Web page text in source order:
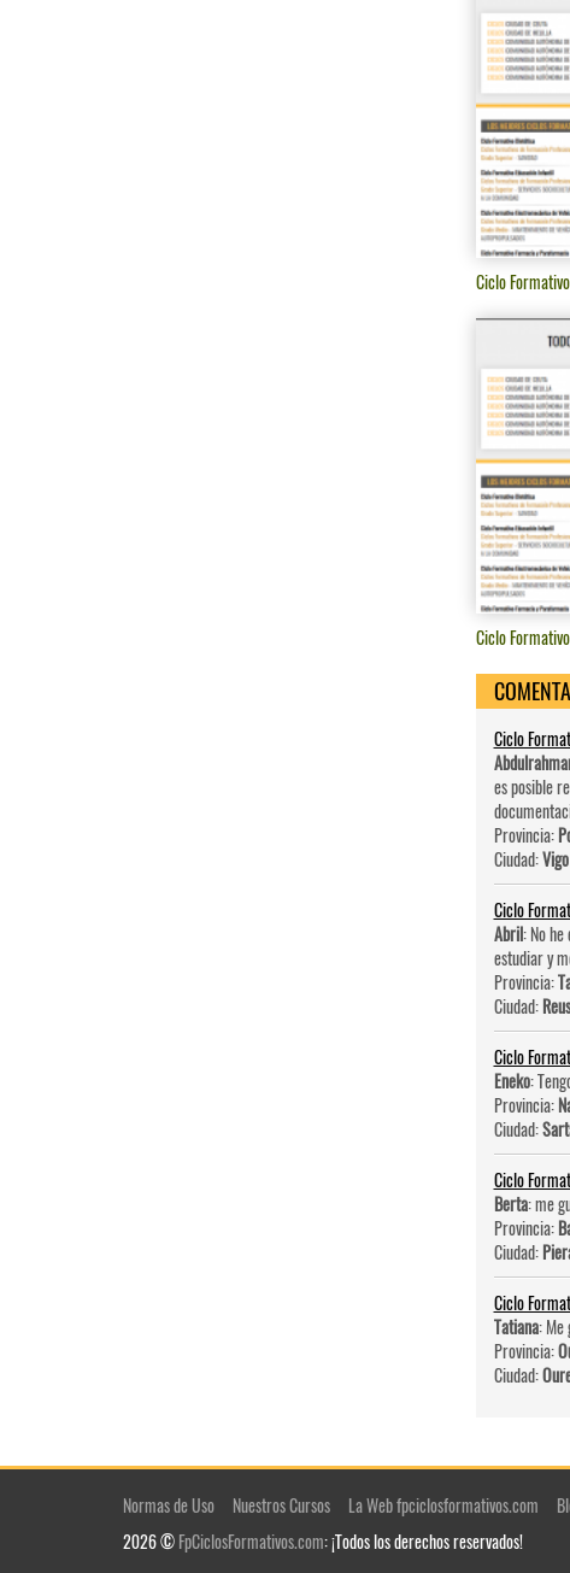
Ciclo
Ciclo
Ciclo
es posible
Provincia:
Ciudad:Vigo
Ciclo
Abril: No
estudiar y
Provincia:
Ciudad:Reus
Ciclo
Eneko:
Provincia:
Ciudad:
Ciclo
Berta: me
Provincia:
Ciudad:
Ciclo
Tatiana: Me
Provincia:
Ciudad:
Normas de Uso Nuestros Cursos La Web fpciclosformativos.com
2026 ©FpCiclosFormativos.com: ¡Todos los derechos reservados!